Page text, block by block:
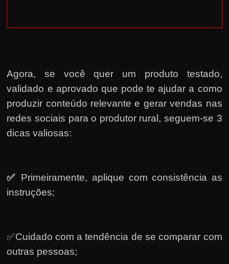
Agora, se você quer um produto testado,
validado e aprovado que pode te ajudar a como
produzir conteúdo relevante e gerar vendas nas
redes sociais para o produtor rural, seguem-se 3
dicas valiosas:
✅ Primeiramente, aplique com consistência as
instruções;
✅Cuidado com a tendência de se comparar com
outras pessoas;